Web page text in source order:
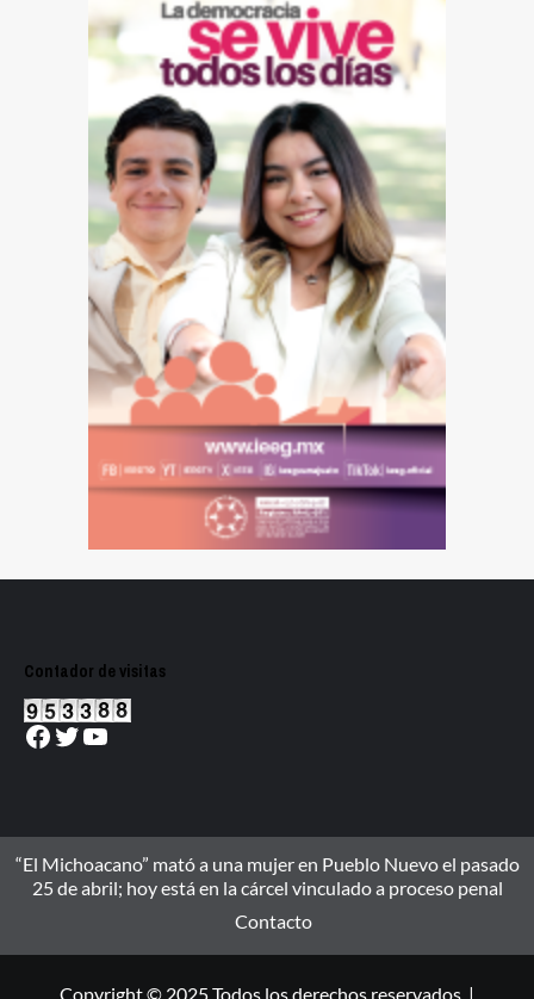
Contador de visitas
Facebook
Twitter
YouTube
“El Michoacano” mató a una mujer en Pueblo Nuevo el pasado
25 de abril; hoy está en la cárcel vinculado a proceso penal
Contacto
Copyright © 2025 Todos los derechos reservados. |